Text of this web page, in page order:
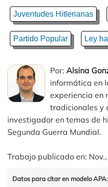
Juventudes Hitlerianas
Partido Popular Ley
Por: Alsina
informática en
experiencia en
tradicionales y
investigador en temas de
Segunda Guerra Mundial.
Trabajo publicado en:
Datos para citar en modelo APA